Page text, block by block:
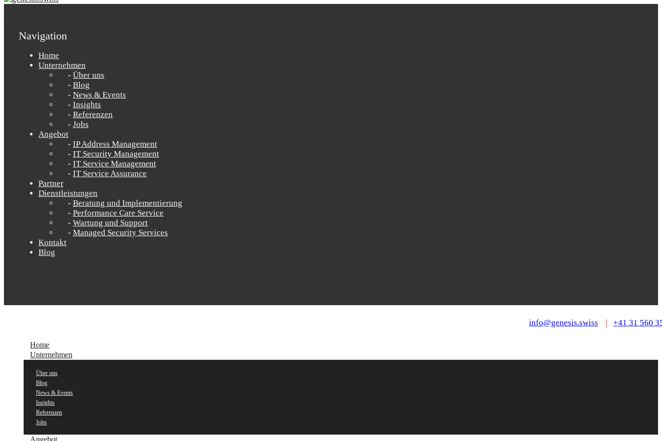
Navigation
Home
Unternehmen
Über uns
Blog
News & Events
Insights
Referenzen
Jobs
Angebot
IP Address Management
IT Security Management
IT Service Management
IT Service Assurance
Partner
Dienstleistungen
Beratung und Implementierung
Performance Care Service
Wartung und Support
Managed Security Services
Kontakt
Blog
info@genesis.swiss | +41 31 560
Home
Unternehmen
Über uns
Blog
News & Events
Insights
Referenzen
Jobs
Angebot